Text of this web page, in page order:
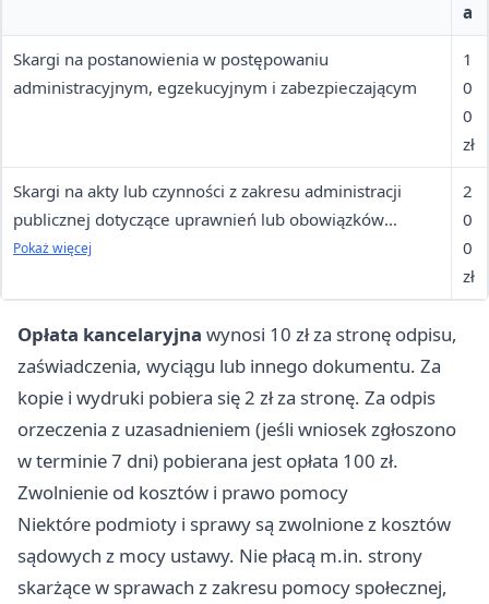
a
Skargi na postanowienia w postępowaniu
administracyjnym, egzekucyjnym i zabezpieczającym
1
0
0
zł
Skargi na akty lub czynności z zakresu administracji
publicznej dotyczące uprawnień lub obowiązków
wynikających z przepisów prawa
Pokaż więcej
2
0
0
zł
Opłata kancelaryjna wynosi 10 zł za stronę odpisu,
zaświadczenia, wyciągu lub innego dokumentu. Za
kopie i wydruki pobiera się 2 zł za stronę. Za odpis
orzeczenia z uzasadnieniem (jeśli wniosek zgłoszono
w terminie 7 dni) pobierana jest opłata 100 zł.
Zwolnienie od kosztów i prawo pomocy
Niektóre podmioty i sprawy są zwolnione z kosztów
sądowych z mocy ustawy. Nie płacą m.in. strony
skarżące w sprawach z zakresu pomocy społecznej,